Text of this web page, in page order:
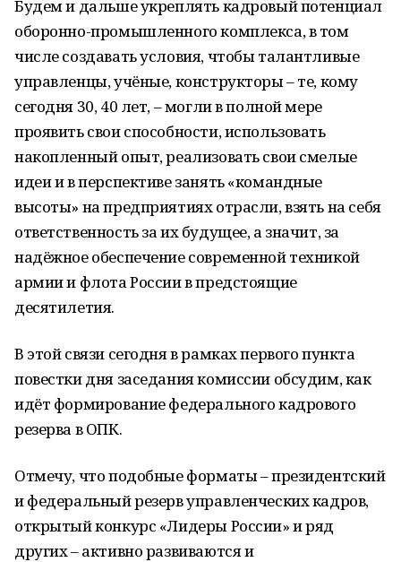
Будем и дальше укреплять кадровый потенциал
оборонно-промышленного комплекса, в том
числе создавать условия, чтобы талантливые
управленцы, учёные, конструкторы – те, кому
сегодня 30, 40 лет, – могли в полной мере
проявить свои способности, использовать
накопленный опыт, реализовать свои смелые
идеи и в перспективе занять «командные
высоты» на предприятиях отрасли, взять на себя
ответственность за их будущее, а значит, за
надёжное обеспечение современной техникой
армии и флота России в предстоящие
десятилетия.
В этой связи сегодня в рамках первого пункта
повестки дня заседания комиссии обсудим, как
идёт формирование федерального кадрового
резерва в ОПК.
Отмечу, что подобные форматы – президентский
и федеральный резерв управленческих кадров,
открытый конкурс «Лидеры России» и ряд
других – активно развиваются и